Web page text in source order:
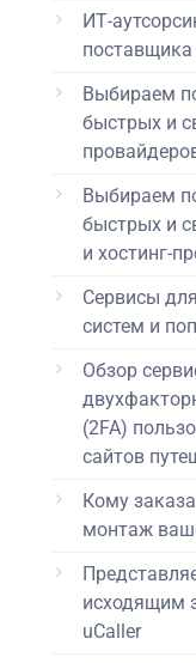
ИТ-
поставщика
Выбираем
быстрых и
Выбираем
быстрых и
и хостинг-
Сервисы
систем и
Обзор
(2FA)
сайтов
Кому
монтаж
исходящим
uCaller